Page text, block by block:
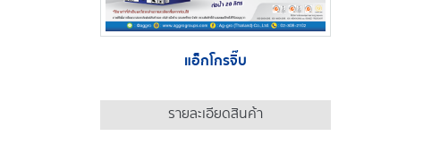
แอ็กโกรจิ๊บ
รายละเอียดสินค้า